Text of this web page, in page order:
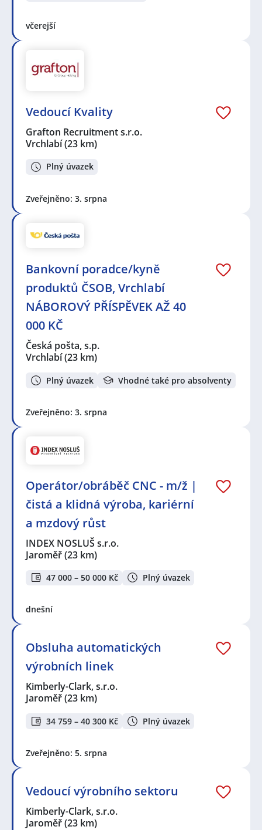
včerejší
Vedoucí Kvality
Grafton Recruitment s.r.o.
Vrchlabí(23 km)
Plný úvazek
Zveřejněno: 3. srpna
Bankovní poradce/kyně
produktů ČSOB, Vrchlabí
NÁBOROVÝ PŘÍSPĚVEK AŽ 40
000 KČ
Česká pošta, s.p.
Vrchlabí(23 km)
Plný úvazek Vhodné také pro absolventy
Zveřejněno: 3. srpna
Operátor/obráběč CNC - m/ž |
čistá a klidná výroba, kariérní
a mzdový růst
INDEX NOSLUŠ s.r.o.
Jaroměř(23 km)
47 000 – 50 000 Kč Plný úvazek
dnešní
Obsluha automatických
výrobních linek
Kimberly-Clark, s.r.o.
Jaroměř(23 km)
34 759 – 40 300 Kč Plný úvazek
Zveřejněno: 5. srpna
Vedoucí výrobního sektoru
Kimberly-Clark, s.r.o.
Jaroměř(23 km)